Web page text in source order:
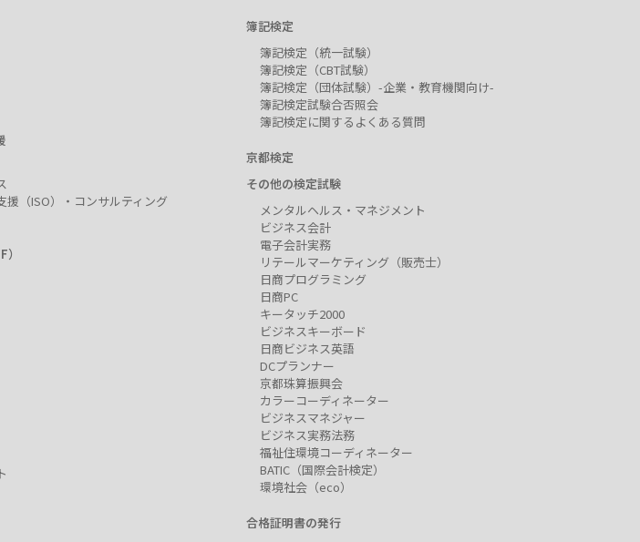
援（ISO）・コンサルティング
簿記検定
簿記検定（統一試験）
簿記検定（CBT試験）
簿記検定（団体試験）-企業・教育機関向け-
簿記検定試験合否照会
簿記検定に関するよくある質問
京都検定
その他の検定試験
メンタルヘルス・マネジメント
ビジネス会計
電子会計実務
リテールマーケティング（販売士）
日商プログラミング
日商PC
キータッチ2000
ビジネスキーボード
日商ビジネス英語
DCプランナー
京都珠算振興会
カラーコーディネーター
ビジネスマネジャー
ビジネス実務法務
福祉住環境コーディネーター
BATIC（国際会計検定）
環境社会（eco）
合格証明書の発行